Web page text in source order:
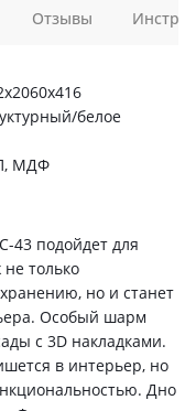
белое
МДФ
43 подойдет для
не только
но и станет
Особый шарм
с 3D накладками.
в интерьер, но
Дно
Отзывы